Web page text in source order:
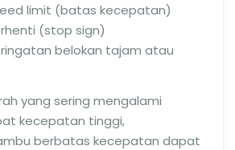
limit (batas kecepatan)
(stop sign)
belokan tajam atau
yang sering mengalami
kecepatan tinggi,
berbatas kecepatan dapat